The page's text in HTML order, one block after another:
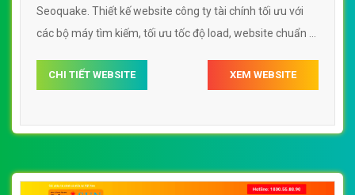
Seoquake. Thiết kế website công ty tài chính tối ưu với
các bộ máy tìm kiếm, tối ưu tốc độ load, website chuẩn UI
ty tài chính www.locphathanoi.com
CHI TIẾT WEBSITE XEM WEBSITE